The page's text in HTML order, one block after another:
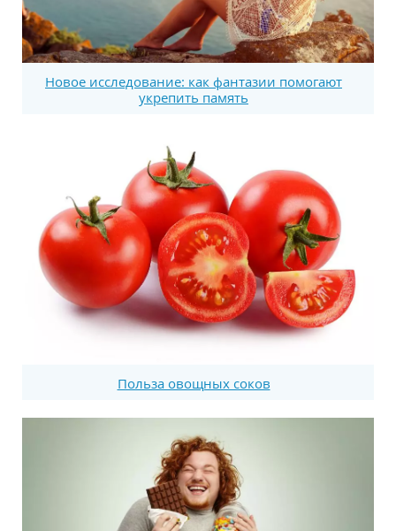
Новое исследование: как фантазии помогают
укрепить память
Польза овощных соков